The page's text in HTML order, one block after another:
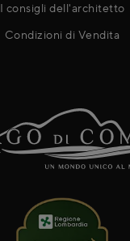
I consigli dell'architetto
Condizioni di Vendita